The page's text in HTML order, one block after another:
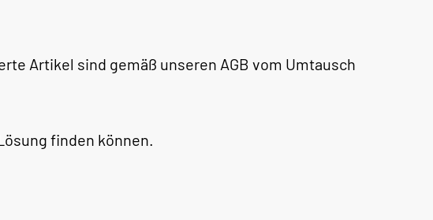
Artikel sind gemäß unseren AGB vom Umtausch
finden können.